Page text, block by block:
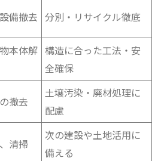
備撤去 分別・リサイクル徹底
本体解 構造に合った工法・安
全確保
撤去
土壌汚染・廃材処理に
配慮
清掃
次の建設や土地活用に
備える